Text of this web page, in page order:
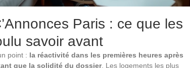
Paris : ce que les
savoir avant
point : la réactivité dans les premières heures après
que la solidité du dossier. Les logements les plus